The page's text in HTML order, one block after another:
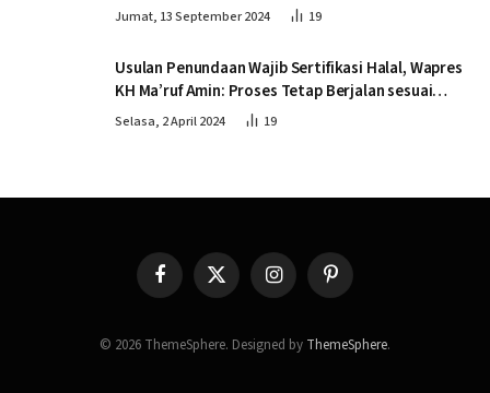
Jumat, 13 September 2024 19
Usulan Penundaan Wajib Sertifikasi Halal, Wapres
KH Ma’ruf Amin: Proses Tetap Berjalan sesuai
Penahapan
Selasa, 2 April 2024 19
FacebookX
(Twitter)
InstagramPinterest
© 2026 ThemeSphere. Designed by ThemeSphere.